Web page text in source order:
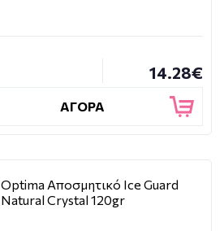
14.28€
ΑΓΟΡΑ
Optima Αποσμητικό Ice Guard
Natural Crystal 120gr